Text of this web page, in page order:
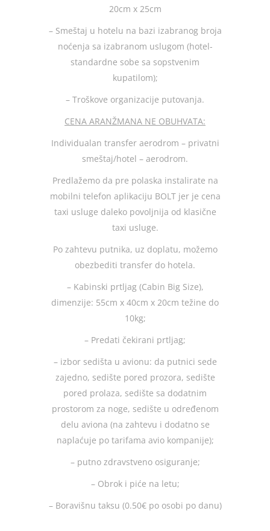
20cm x 25cm
– Smeštaj u hotelu na bazi izabranog broja
noćenja sa izabranom uslugom (hotel-
standardne sobe sa sopstvenim
kupatilom);
– Troškove organizacije putovanja.
CENA ARANŽMANA NE OBUHVATA:
Individualan transfer aerodrom – privatni
smeštaj/hotel – aerodrom.
Predlažemo da pre polaska instalirate na
mobilni telefon aplikaciju BOLT jer je cena
taxi usluge daleko povoljnija od klasične
taxi usluge.
Po zahtevu putnika, uz doplatu, možemo
obezbediti transfer do hotela.
– Kabinski prtljag (Cabin Big Size),
dimenzije: 55cm x 40cm x 20cm težine do
10kg;
– Predati čekirani prtljag;
– izbor sedišta u avionu: da putnici sede
zajedno, sedište pored prozora, sedište
pored prolaza, sedište sa dodatnim
prostorom za noge, sedište u određenom
delu aviona (na zahtevu i dodatno se
naplaćuje po tarifama avio kompanije);
– putno zdravstveno osiguranje;
– Obrok i piće na letu;
– Boravišnu taksu (0.50€ po osobi po danu)